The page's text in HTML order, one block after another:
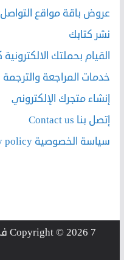
عروض باقة مواقع
نشر كتابك
القيام بحملتك الالكترونية
خدمات المراجعة والترجمة
إنشاء متجرك الإلكتروني
إتصل بنا Contact us
سياسة الخصوصية Privacy policy
Copyright © 2026 7 فنون